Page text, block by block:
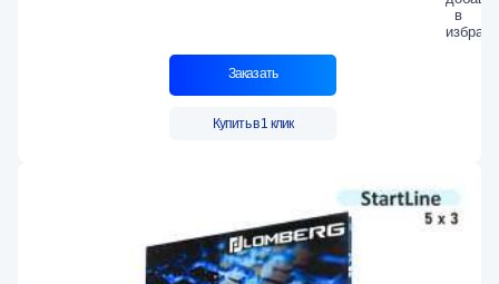
Заказать
Купить в 1 клик